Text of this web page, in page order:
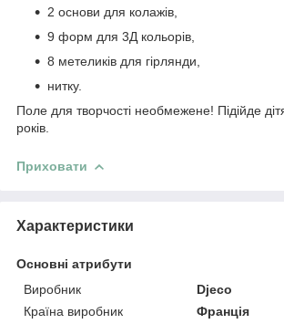
2 основи для колажів,
9 форм для 3Д кольорів,
8 метеликів для гірлянди,
нитку.
Поле для творчості необмежене! Підійде
років.
Приховати
Характеристики
Основні атрибути
Виробник
Djeco
Країна виробник
Франція